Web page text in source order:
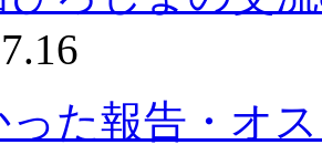
った報告・オ